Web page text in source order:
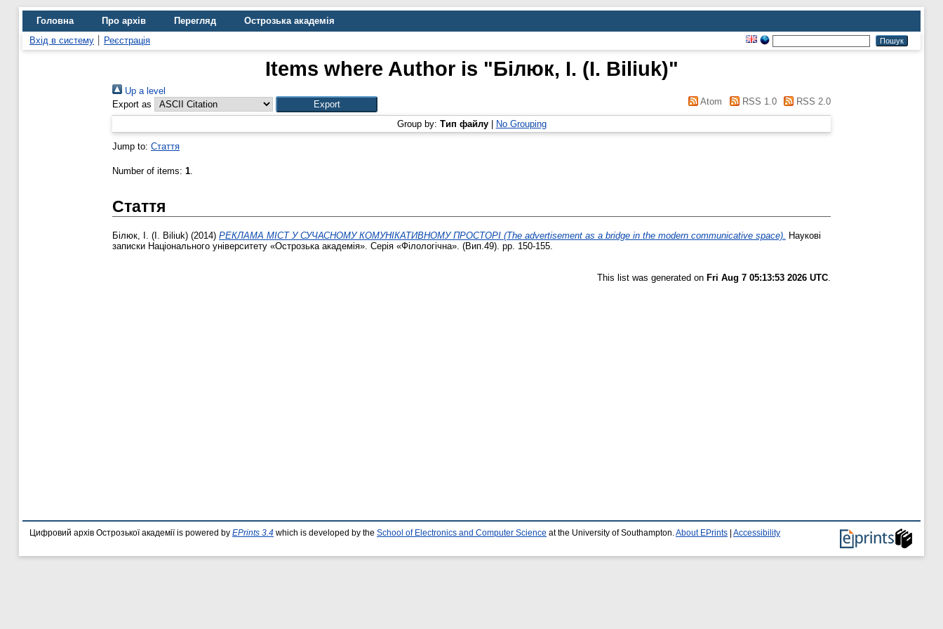
Головна Про архів Перегляд
Острозька академія
Вхід в систему
Реєстрація
Items where Author is "Білюк, І. (I. Biliuk)"
Up a level
Export as
Atom RSS 1.0 RSS 2.0
Group by: Тип файлу| No Grouping
Jump to: Стаття
Number of items: 1.
Стаття
Білюк, І. (I. Biliuk) (2014) РЕКЛАМА МІСТ У СУЧАСНОМУ КОМУНІКАТИВНОМУ ПРОСТОРІ (The advertisement as a bridge in the modern communicative space). Наукові
записки Національного університету «Острозька академія». Серія «Філологічна». (Вип.49). pp. 150-155.
This list was generated on Fri Aug 7 05:13:53 2026 UTC.
Цифровий архів Острозької академії is powered by EPrints 3.4 which is developed by the School of Electronics and Computer Science at the University of Southampton. About EPrints Accessibility